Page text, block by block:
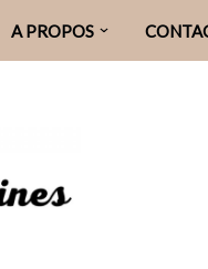
A PROPOS